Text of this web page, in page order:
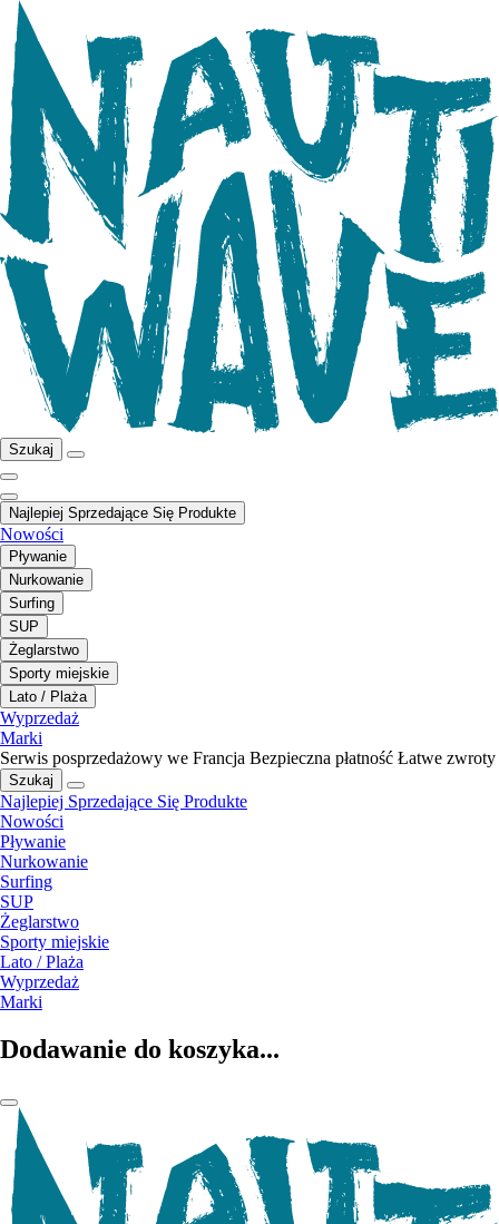
Szukaj
Najlepiej Sprzedające Się Produkte
Nowości
Pływanie
Nurkowanie
Surfing
SUP
Żeglarstwo
Sporty miejskie
Lato / Plaża
Wyprzedaż
Marki
Serwis posprzedażowy we Francja Bezpieczna płatność Łatwe zwroty
Szukaj
Najlepiej Sprzedające Się Produkte
Nowości
Pływanie
Nurkowanie
Surfing
SUP
Żeglarstwo
Sporty miejskie
Lato / Plaża
Wyprzedaż
Marki
Dodawanie do koszyka...